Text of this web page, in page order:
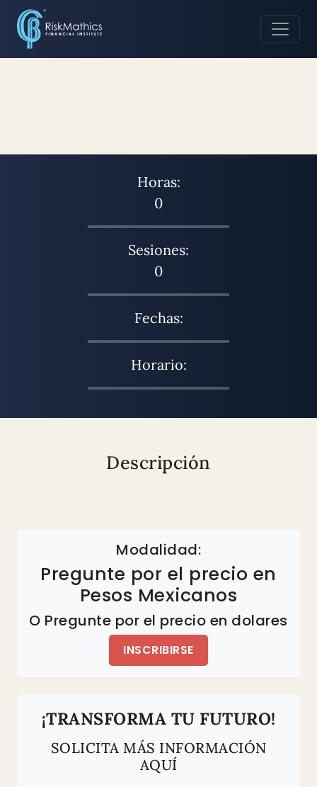
Horas:
0
Sesiones:
0
Fechas:
Horario:
Descripción
Modalidad:
Pregunte por el precio en
Pesos Mexicanos
O Pregunte por el precio en dolares
INSCRIBIRSE
¡TRANSFORMA TU FUTURO!
SOLICITA MÁS INFORMACIÓN
AQUÍ